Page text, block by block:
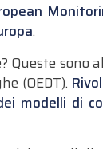
.
Queste
(OEDT).
modelli di